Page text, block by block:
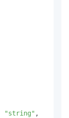
"string" ,